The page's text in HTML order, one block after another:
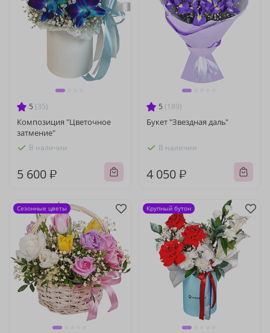
5 (35)
Композиция "Цветочное
затмение"
В наличии
5 600 ₽
5 (189)
Букет "Звездная даль"
В наличии
4 050 ₽
Сезонные цветы Крупный бутон